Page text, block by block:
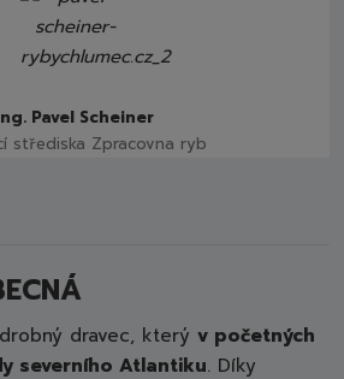
Pavel Scheiner
střediska Zpracovna ryb
dravec, který v početných
severního Atlantiku. Díky